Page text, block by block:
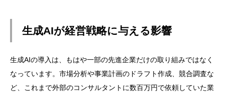
生成AIが経営戦略に与える影響
生成AIの導入は、もはや一部の先進企業だけの取り組みではなく
なっています。市場分析や事業計画のドラフト作成、競合調査な
ど、これまで外部のコンサルタントに数百万円で依頼していた業